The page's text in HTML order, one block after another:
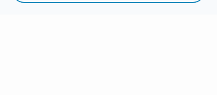
RESUMEN PLAZOS ESPECIALIDADES ENLACES SEGUIR